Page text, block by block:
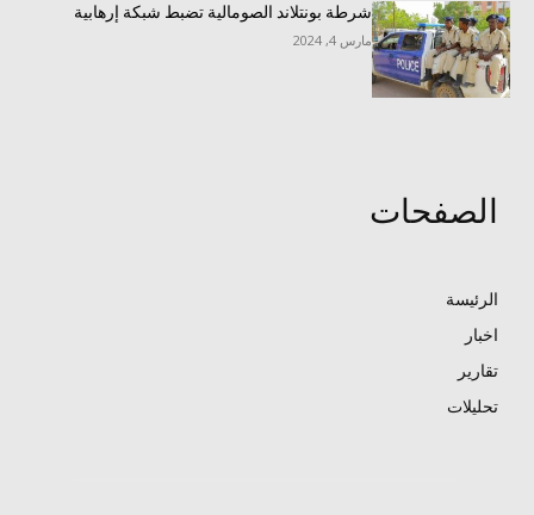
شرطة بونتلاند الصومالية تضبط شبكة إرهابية
مارس 4, 2024
الصفحات
الرئيسة
اخبار
تقارير
تحليلات